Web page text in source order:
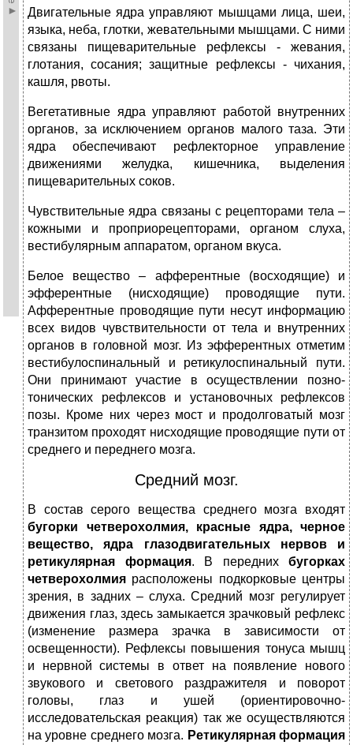
Двигательные ядра управляют мышцами лица, шеи,
языка, неба, глотки, жевательными мышцами. С ними
связаны пищеварительные рефлексы - жевания,
глотания, сосания; защитные рефлексы - чихания,
кашля, рвоты.
Вегетативные ядра управляют работой внутренних
органов, за исключением органов малого таза. Эти
ядра обеспечивают рефлекторное управление
движениями желудка, кишечника, выделения
пищеварительных соков.
Чувствительные ядра связаны с рецепторами тела –
кожными и проприорецепторами, органом слуха,
вестибулярным аппаратом, органом вкуса.
Белое вещество – афферентные (восходящие) и
эфферентные (нисходящие) проводящие пути.
Афферентные проводящие пути несут информацию
всех видов чувствительности от тела и внутренних
органов в головной мозг. Из эфферентных отметим
вестибулоспинальный и ретикулоспинальный пути.
Они принимают участие в осуществлении позно-
тонических рефлексов и установочных рефлексов
позы. Кроме них через мост и продолговатый мозг
транзитом проходят нисходящие проводящие пути от
среднего и переднего мозга.
Средний мозг.
В состав серого вещества среднего мозга входят
бугорки четверохолмия, красные ядра, черное
вещество, ядра глазодвигательных нервов и
ретикулярная формация. В передних бугорках
четверохолмия расположены подкорковые центры
зрения, в задних – слуха. Средний мозг регулирует
движения глаз, здесь замыкается зрачковый рефлекс
(изменение размера зрачка в зависимости от
освещенности). Рефлексы повышения тонуса мышц
и нервной системы в ответ на появление нового
звукового и светового раздражителя и поворот
головы, глаз и ушей (ориентировочно-
исследовательская реакция) так же осуществляются
на уровне среднего мозга. Ретикулярная формация